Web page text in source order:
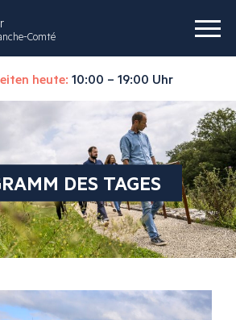
Comté
heute: 10:00 – 19:00 Uhr
DES TAGES